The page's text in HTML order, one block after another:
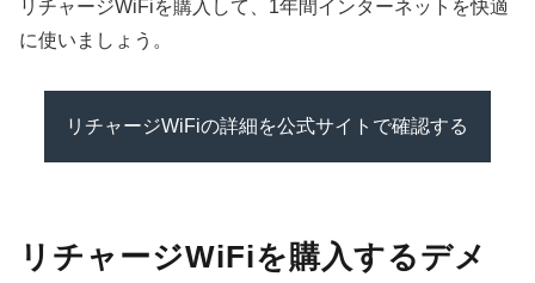
リチャージWiFiを購入して、1年間インターネットを快適
に使いましょう。
リチャージWiFiの詳細を公式サイトで確認する
リチャージWiFiを購入するデメ